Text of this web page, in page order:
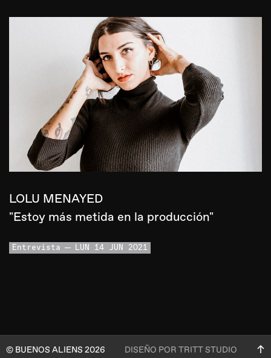
LOLU MENAYED
"Estoy más metida en la producción"
Entrevista LUN 14 JUN 2021
© BUENOS ALIENS 2026 DISEÑO POR TRITT STUDIO